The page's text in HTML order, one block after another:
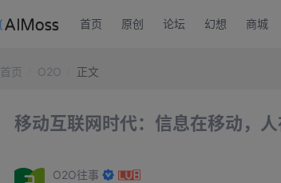
首页 原创 论坛 幻想 商城
首页 O2O 正文
移动互联网时代：信息在移动，
O2O往事